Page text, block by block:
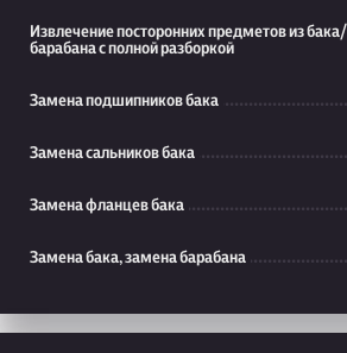
Извлечение посторонних предметов из бака/
барабана с полной разборкой
Замена подшипников бака
Замена сальников бака
Замена фланцев бака
Замена бака, замена барабана